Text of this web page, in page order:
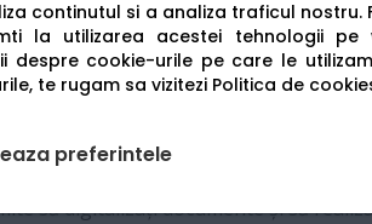
continutul si a analiza traficul nostru.
la utilizarea acestei tehnologii pe
despre cookie-urile pe care le
te rugam sa vizitezi Politica de
preferintele
Capacitate de până la 100
Rezervoare de 70 ml (PFI-
să digitalizați documente și să